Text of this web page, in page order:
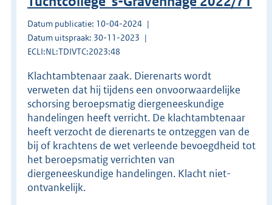
Datum publicatie: 10-04-2024
Datum uitspraak: 30-11-2023
ECLI:NL:TDIVTC:2023:48
Klachtambtenaar zaak. Dierenarts wordt
verweten dat hij tijdens een onvoorwaardelijke
schorsing beroepsmatig diergeneeskundige
handelingen heeft verricht. De klachtambtenaar
heeft verzocht de dierenarts te ontzeggen van de
bij of krachtens de wet verleende bevoegdheid tot
het beroepsmatig verrichten van
diergeneeskundige handelingen. Klacht niet-
ontvankelijk.